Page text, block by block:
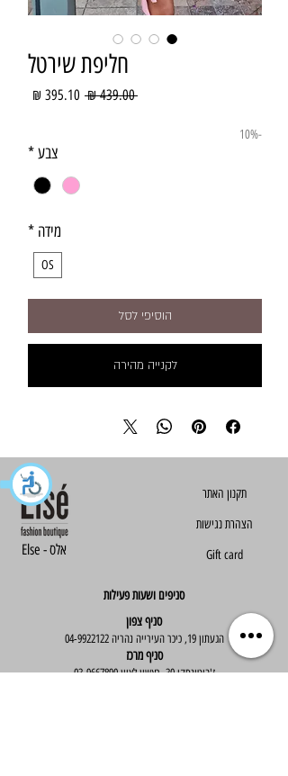
חליפת שירטל
‏439.00 ‏₪
מחיר
-10%
צבע*
מידה *
OS
הוסיפי לסל
לקנייה מהירה
Else - אלס
תקנון האתר​​
הצהרת נגישות
Gift card
סניפים ושעות פעילות
סניף צפון
הגעתון 19, כיכר העירייה נהריה 04-9922122
סניף מרכז
ז'בוטינסקי 30, ראשון לציון 03-9667890